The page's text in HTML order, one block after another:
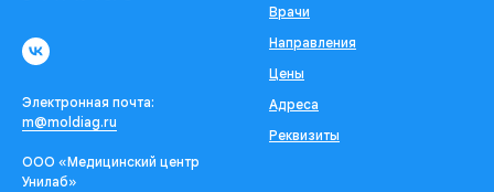
Электронная почта:
m@moldiag.ru
ООО «Медицинский центр
Унилаб»
Врачи
Направления
Цены
Адреса
Реквизиты